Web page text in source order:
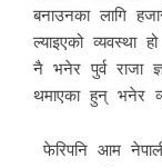
बनाउनका लागि
ल्याइएको
नै भनेर पुर्व राजा
थमाएका हुन् भनेर
फेरिपनि आम